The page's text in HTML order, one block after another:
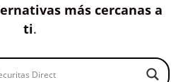
más cercanas a
ti.